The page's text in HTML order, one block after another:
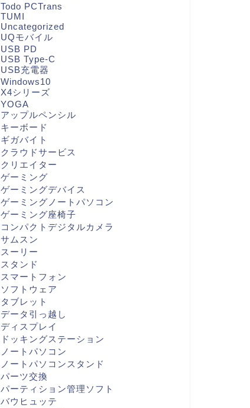
Todo PCTrans
TUMI
Uncategorized
UQモバイル
USB PD
USB Type-C
USB充電器
Windows10
X4シリーズ
YOGA
アップルペンシル
キーボード
ギガバイト
クラウドサービス
クリエイター
ゲーミング
ゲーミングデバイス
ゲーミングノートパソコン
ゲーミング座椅子
コンパクトデジタルカメラ
サムスン
スーリー
スタンド
スマートフォン
ソフトウェア
タブレット
データ引っ越し
ディスプレイ
ドッキングステーション
ノートパソコン
ノートパソコンスタンド
パーツ交換
パーティション管理ソフト
バウヒュッテ